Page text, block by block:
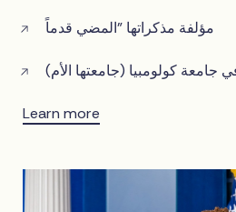
مؤلفة مذكراتها "المضي قدماً
جامعة كولومبيا (جامعتها الأم)
Learn more